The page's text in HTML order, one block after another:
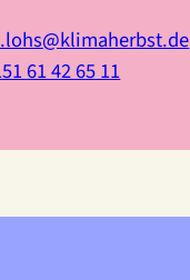
61 42 65 11